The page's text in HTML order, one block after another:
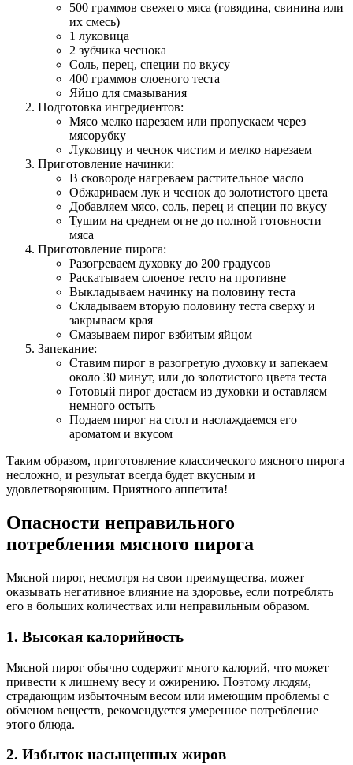
500 граммов свежего мяса (говядина, свинина или
их смесь)
1 луковица
2 зубчика чеснока
Соль, перец, специи по вкусу
400 граммов слоеного теста
Яйцо для смазывания
Подготовка ингредиентов:
Мясо мелко нарезаем или пропускаем через
мясорубку
Луковицу и чеснок чистим и мелко нарезаем
Приготовление начинки:
В сковороде нагреваем растительное масло
Обжариваем лук и чеснок до золотистого цвета
Добавляем мясо, соль, перец и специи по вкусу
Тушим на среднем огне до полной готовности
мяса
Приготовление пирога:
Разогреваем духовку до 200 градусов
Раскатываем слоеное тесто на противне
Выкладываем начинку на половину теста
Складываем вторую половину теста сверху и
закрываем края
Смазываем пирог взбитым яйцом
Запекание:
Ставим пирог в разогретую духовку и запекаем
около 30 минут, или до золотистого цвета теста
Готовый пирог достаем из духовки и оставляем
немного остыть
Подаем пирог на стол и наслаждаемся его
ароматом и вкусом
Таким образом, приготовление классического мясного пирога
несложно, и результат всегда будет вкусным и
удовлетворяющим. Приятного аппетита!
Опасности неправильного
потребления мясного пирога
Мясной пирог, несмотря на свои преимущества, может
оказывать негативное влияние на здоровье, если потреблять
его в больших количествах или неправильным образом.
1. Высокая калорийность
Мясной пирог обычно содержит много калорий, что может
привести к лишнему весу и ожирению. Поэтому людям,
страдающим избыточным весом или имеющим проблемы с
обменом веществ, рекомендуется умеренное потребление
этого блюда.
2. Избыток насыщенных жиров